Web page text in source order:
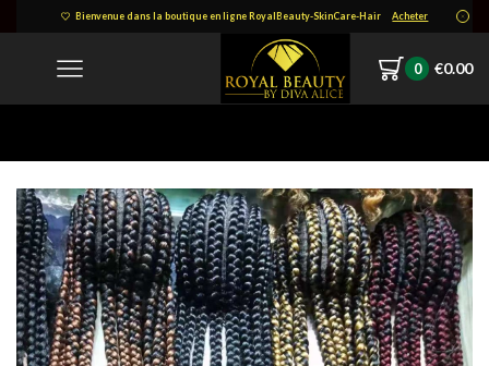
Bienvenue dans la boutique en ligne RoyalBeauty-SkinCare-Hair Acheter
0 €0.00